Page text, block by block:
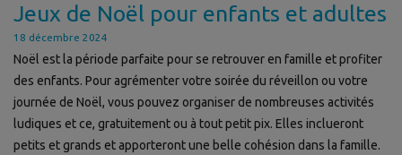
Jeux de Noël pour enfants et adultes
18 décembre 2024
Noël est la période parfaite pour se retrouver en famille et profiter
des enfants. Pour agrémenter votre soirée du réveillon ou votre
journée de Noël, vous pouvez organiser de nombreuses activités
ludiques et ce, gratuitement ou à tout petit pix. Elles inclueront
petits et grands et apporteront une belle cohésion dans la famille.